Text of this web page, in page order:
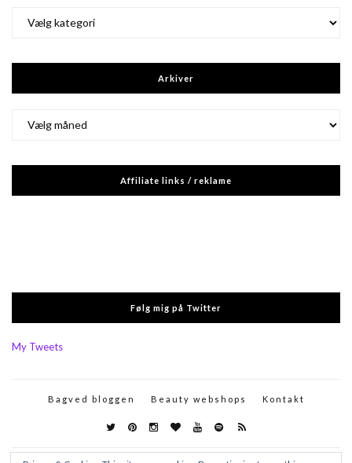
Arkiver
Affiliate links / reklame
Følg mig på Twitter
My Tweets
Bagved bloggen Beauty webshops Kontakt